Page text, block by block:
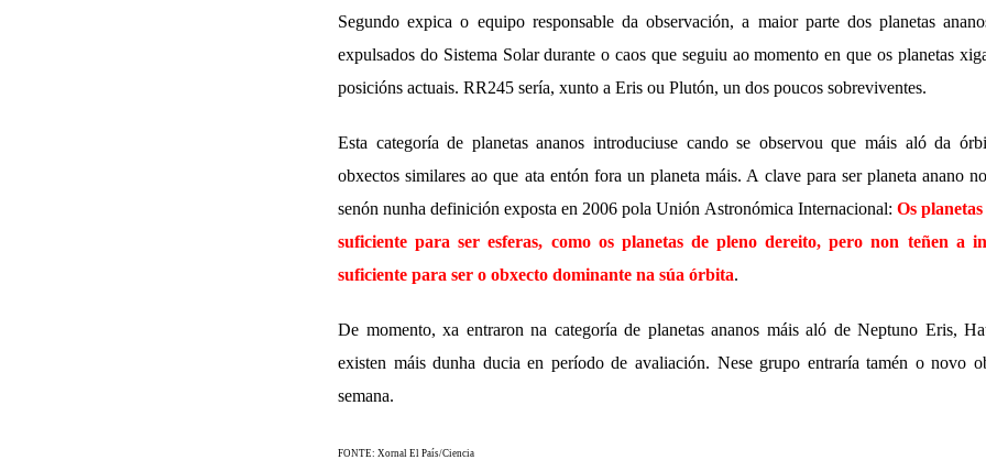
Segundo expica o equipo responsable da observación, a maior parte dos planetas
expulsados do Sistema Solar durante o caos que seguiu ao momento en que os planetas
posicións actuais. RR245 sería, xunto a Eris ou Plutón, un dos poucos sobreviventes.
Esta categoría de planetas ananos introduciuse cando se observou que máis aló da
obxectos similares ao que ata entón fora un planeta máis. A clave para ser planeta anano
senón nunha definición exposta en 2006 pola Unión Astronómica Internacional: Os
suficiente para ser esferas, como os planetas de pleno dereito, pero non teñen a
suficiente para ser o obxecto dominante na súa órbita.
De momento, xa entraron na categoría de planetas ananos máis aló de Neptuno Eris,
existen máis dunha ducia en período de avaliación. Nese grupo entraría tamén o novo
semana.
FONTE: Xornal El País/Ciencia